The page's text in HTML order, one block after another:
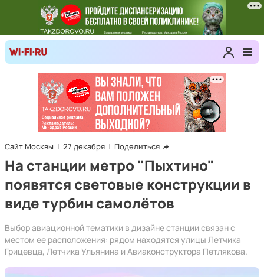
Сайт Москвы 27 декабря Поделиться
На станции метро "Пыхтино"
появятся световые конструкции в
виде турбин самолётов
Выбор авиационной тематики в дизайне станции связан с
местом ее расположения: рядом находятся улицы Летчика
Грицевца, Летчика Ульянина и Авиаконструктора Петлякова.